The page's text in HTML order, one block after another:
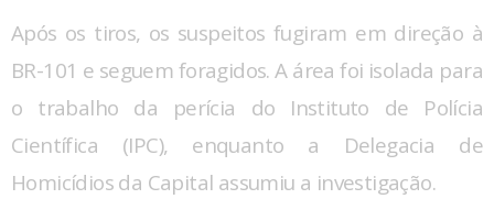
Após os tiros, os suspeitos fugiram em direção à
BR-101 e seguem foragidos. A área foi isolada para
o trabalho da perícia do Instituto de Polícia
Científica (IPC), enquanto a Delegacia de
Homicídios da Capital assumiu a investigação.